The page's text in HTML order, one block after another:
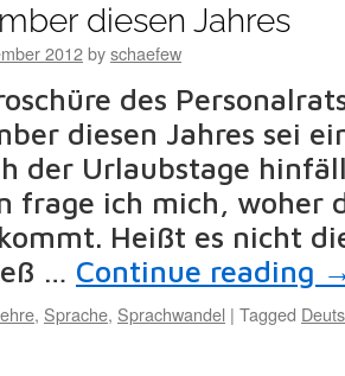
diesen Jahres
2012byschaefew
des
diesen Jahres sei
der Urlaubstage
frage ich mich, woher
Heißt es nicht
… Continue reading
, Sprache, Sprachwandel | Tagged